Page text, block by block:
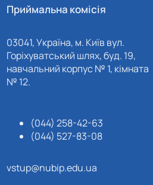
Приймальна комісія
03041, Україна, м. Київ вул.
Горіхуватський шлях, буд. 19,
навчальний корпус № 1, кімната
№ 12.
(044) 258-42-63
(044) 527-83-08
vstup@nubip.edu.ua